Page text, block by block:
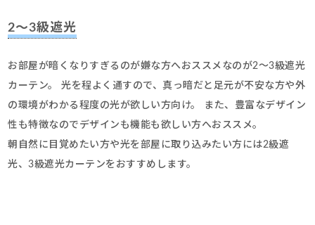
2～3級遮光
お部屋が暗くなりすぎるのが嫌な方へおススメなのが2～3級遮光
カーテン。 光を程よく通すので、真っ暗だと足元が不安な方や外
の環境がわかる程度の光が欲しい方向け。 また、豊富なデザイン
性も特徴なのでデザインも機能も欲しい方へおススメ。
朝自然に目覚めたい方や光を部屋に取り込みたい方には2級遮
光、3級遮光カーテンをおすすめします。